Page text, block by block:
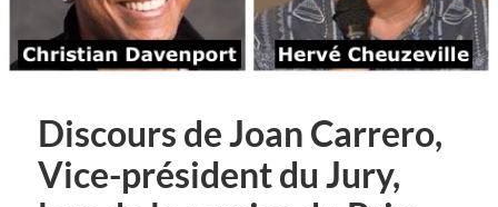
Discours de Joan Carrero,
Vice-président du Jury,